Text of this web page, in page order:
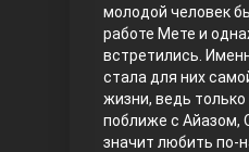
Воскресший
молодой человек
работе Мете и
встретились.
стала для них
жизни, ведь
поближе с Айазом,
значит любить по-